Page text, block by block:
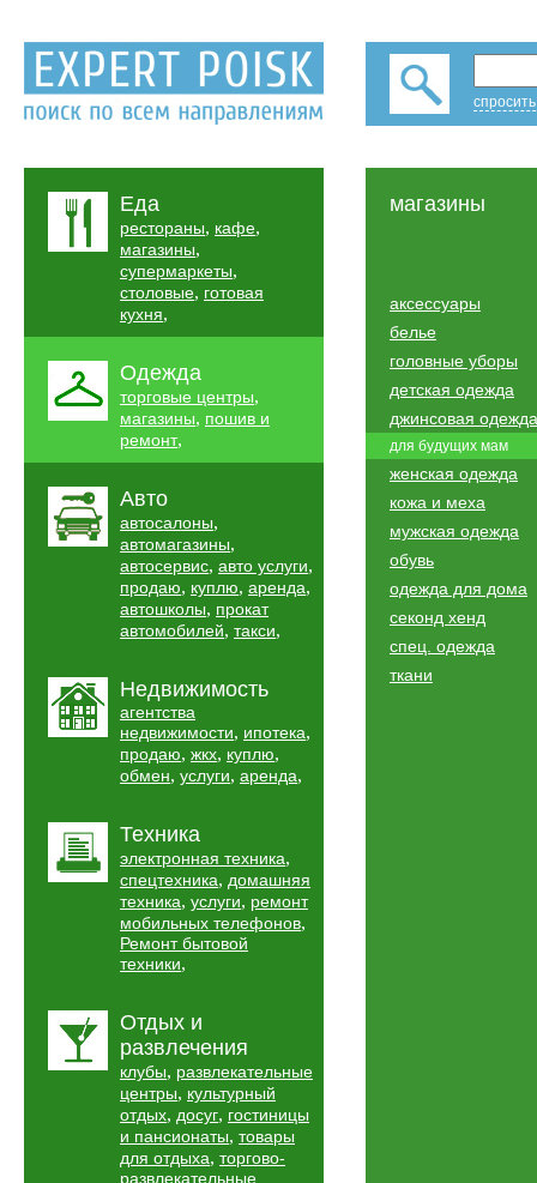
Еда
рестораны, кафе,
магазины,
супермаркеты,
столовые, готовая
кухня,
Одежда
торговые центры,
магазины, пошив и
ремонт,
Авто
автосалоны,
автомагазины,
автосервис, авто услуги,
продаю, куплю, аренда,
автошколы, прокат
автомобилей, такси,
Недвижимость
агентства
недвижимости, ипотека,
продаю, жкх, куплю,
обмен, услуги, аренда,
Техника
электронная техника,
спецтехника, домашняя
техника, услуги, ремонт
мобильных телефонов,
Ремонт бытовой
техники,
Отдых и
развлечения
клубы, развлекательные
центры, культурный
отдых, досуг, гостиницы
и пансионаты, товары
для отдыха, торгово-
развлекательные
магазины
аксессуары
белье
головные уборы
детская одежда
джинсовая одежда
для будущих мам
женская одежда
кожа и меха
мужская одежда
обувь
одежда для дома
секонд хенд
спец. одежда
ткани